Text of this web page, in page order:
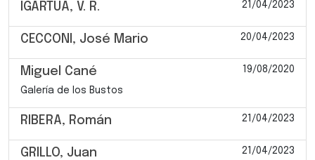
IGARTUA, V. R. 21/04/2023
CECCONI, José Mario 20/04/2023
Miguel Cané 19/08/2020
Galería de los Bustos
RIBERA, Román 21/04/2023
GRILLO, Juan 21/04/2023